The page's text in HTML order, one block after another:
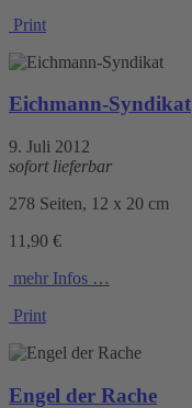
Print
Eichmann-Syndikat
9. Juli 2012
sofort lieferbar
278 Seiten, 12 x 20 cm
11,90 €
mehr Infos …
Print
Engel der Rache